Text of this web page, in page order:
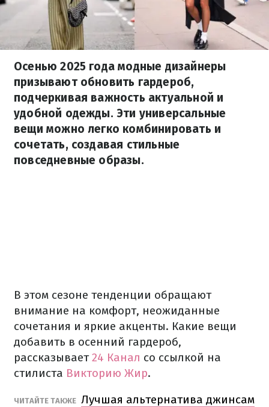
Осенью 2025 года модные дизайнеры
призывают обновить гардероб,
подчеркивая важность актуальной и
удобной одежды. Эти универсальные
вещи можно легко комбинировать и
сочетать, создавая стильные
повседневные образы.
В этом сезоне тенденции обращают
внимание на комфорт, неожиданные
сочетания и яркие акценты. Какие вещи
добавить в осенний гардероб,
рассказывает24 Канал со ссылкой на
стилиста Викторию Жир.
ЧИТАЙТЕ ТАКЖЕ Лучшая альтернатива джинсам